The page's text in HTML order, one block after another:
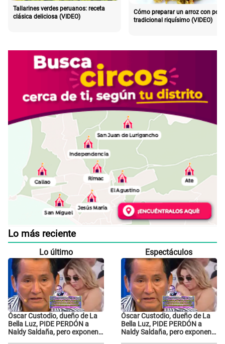
Tallarines verdes peruanos: receta
clásica deliciosa (VIDEO)
Cómo preparar un arroz con pollo
tradicional riquísimo (VIDEO)
Lo más reciente
Lo último
Óscar Custodio, dueño de La
Bella Luz, PIDE PERDÓN a
Naldy Saldaña, pero exponen
Espectáculos
Óscar Custodio, dueño de La
Bella Luz, PIDE PERDÓN a
Naldy Saldaña, pero exponen